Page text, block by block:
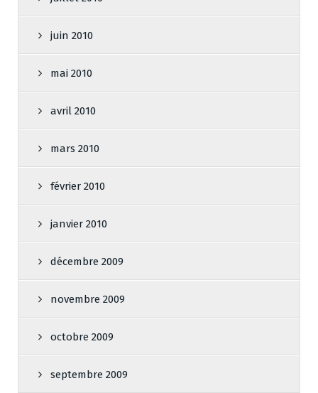
juin 2010
mai 2010
avril 2010
mars 2010
février 2010
janvier 2010
décembre 2009
novembre 2009
octobre 2009
septembre 2009